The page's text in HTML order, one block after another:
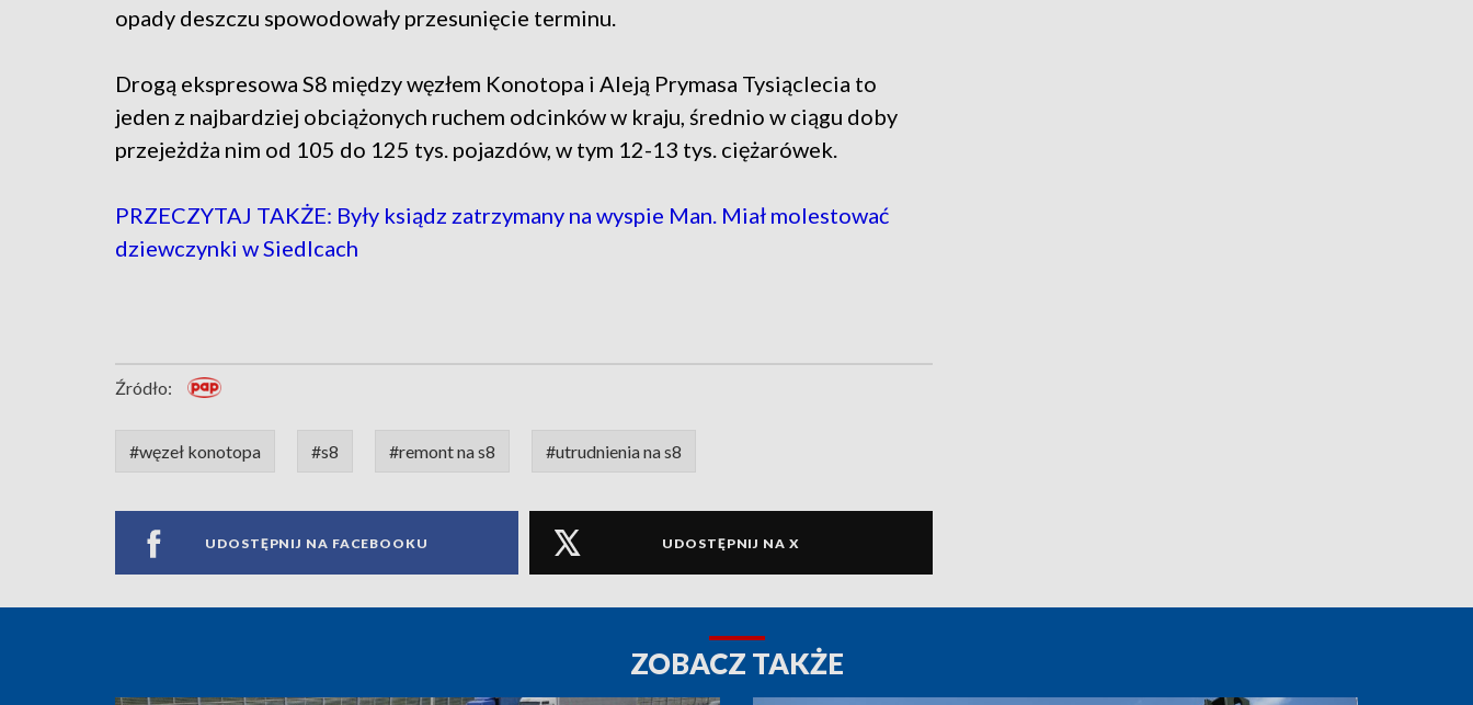
opady deszczu spowodowały przesunięcie terminu.
Drogą ekspresowa S8 między węzłem Konotopa i Aleją Prymasa Tysiąclecia to
jeden z najbardziej obciążonych ruchem odcinków w kraju, średnio w ciągu doby
przejeżdża nim od 105 do 125 tys. pojazdów, w tym 12-13 tys. ciężarówek.
PRZECZYTAJ TAKŻE: Były ksiądz zatrzymany na wyspie Man. Miał molestować
dziewczynki w Siedlcach
Źródło:
#węzeł konotopa #s8 #remont na s8 #utrudnienia na s8
UDOSTĘPNIJ NA FACEBOOKU UDOSTĘPNIJ NA X
ZOBACZ TAKŻE